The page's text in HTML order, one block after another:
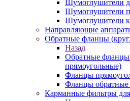
Шумоглушители
Шумоглушители
Шумоглушители
Направляющие
Обратные фланцы
Назад
Обратные фланцы
прямоугольные)
Фланцы
Фланцы
Карманные фильтры